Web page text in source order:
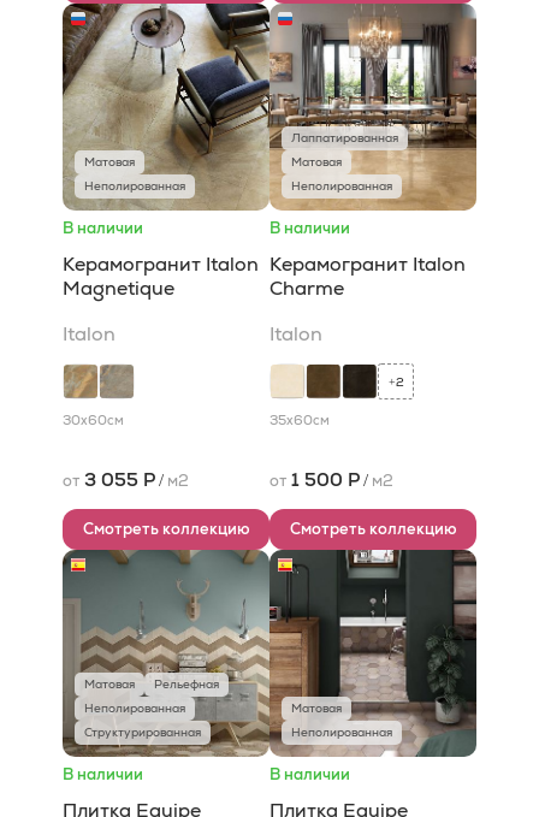
Матовая
Неполированная
В наличии
Керамогранит Italon
Magnetique
Italon
30x60см
от 3 055 Р/ м2
Смотреть коллекцию
Лаппатированная
Матовая
Неполированная
В наличии
Керамогранит Italon
Charme
Italon
+2
35x60см
от 1 500 Р/ м2
Смотреть коллекцию
Матовая
Рельефная
Неполированная
Структурированная
В наличии
Плитка Equipe
Матовая
Неполированная
В наличии
Плитка Equipe